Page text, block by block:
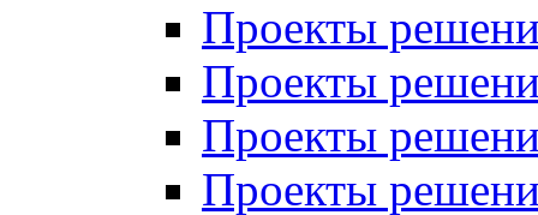
Проекты
Проекты
Проекты
Проекты